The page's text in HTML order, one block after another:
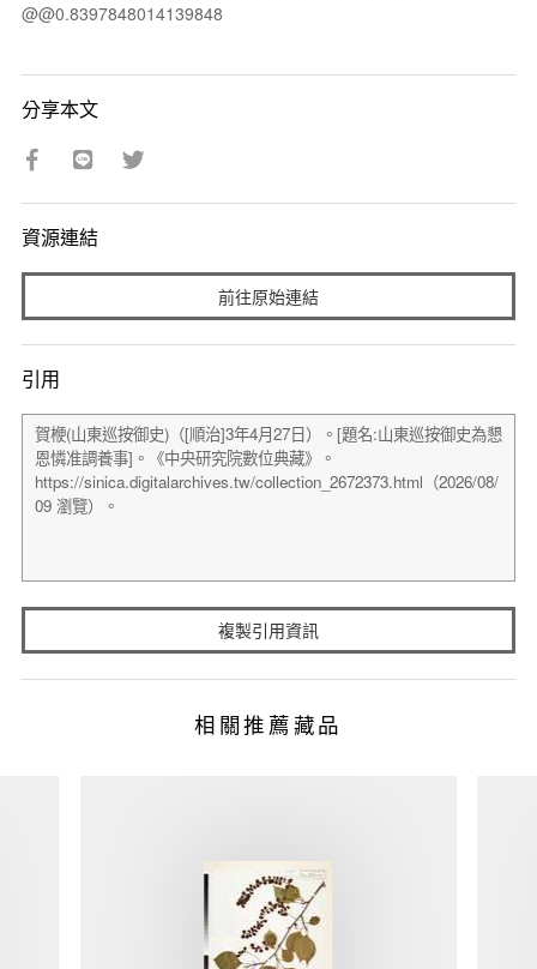
@@0.8397848014139848
分享本文
資源連結
前往原始連結
引用
複製引用資訊
相關推薦藏品